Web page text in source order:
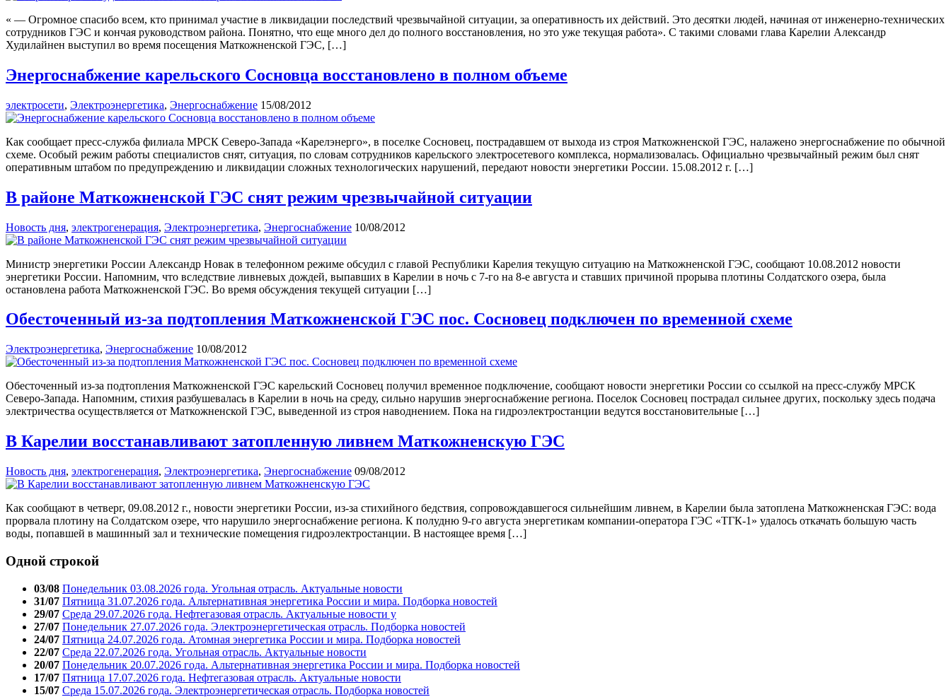
« — Огромное спасибо всем, кто принимал участие в ликвидации последствий чрезвычайной ситуации, за оперативность их действий. Это десятки людей, начиная от инженерно-технических
сотрудников ГЭС и кончая руководством района. Понятно, что еще много дел до полного восстановления, но это уже текущая работа». С такими словами глава Карелии Александр
Худилайнен выступил во время посещения Маткожненской ГЭС, […]
Энергоснабжение карельского Сосновца восстановлено в полном объеме
электросети, Электроэнергетика, Энергоснабжение 15/08/2012
Как сообщает пресс-служба филиала МРСК Северо-Запада «Карелэнерго», в поселке Сосновец, пострадавшем от выхода из строя Маткожненской ГЭС, налажено энергоснабжение по обычной
схеме. Особый режим работы специалистов снят, ситуация, по словам сотрудников карельского электросетевого комплекса, нормализовалась. Официально чрезвычайный режим был снят
оперативным штабом по предупреждению и ликвидации сложных технологических нарушений, передают новости энергетики России. 15.08.2012 г. […]
В районе Маткожненской ГЭС снят режим чрезвычайной ситуации
Новость дня, электрогенерация, Электроэнергетика, Энергоснабжение 10/08/2012
Министр энергетики России Александр Новак в телефонном режиме обсудил с главой Республики Карелия текущую ситуацию на Маткожненской ГЭС, сообщают 10.08.2012 новости
энергетики России. Напомним, что вследствие ливневых дождей, выпавших в Карелии в ночь с 7-го на 8-е августа и ставших причиной прорыва плотины Солдатского озера, была
остановлена работа Маткожненской ГЭС. Во время обсуждения текущей ситуации […]
Обесточенный из-за подтопления Маткожненской ГЭС пос. Сосновец подключен по временной схеме
Электроэнергетика, Энергоснабжение 10/08/2012
Обесточенный из-за подтопления Маткожненской ГЭС карельский Сосновец получил временное подключение, сообщают новости энергетики России со ссылкой на пресс-службу МРСК
Северо-Запада. Напомним, стихия разбушевалась в Карелии в ночь на среду, сильно нарушив энергоснабжение региона. Поселок Сосновец пострадал сильнее других, поскольку здесь подача
электричества осуществляется от Маткожненской ГЭС, выведенной из строя наводнением. Пока на гидроэлектростанции ведутся восстановительные […]
В Карелии восстанавливают затопленную ливнем Маткожненскую ГЭС
Новость дня, электрогенерация, Электроэнергетика, Энергоснабжение 09/08/2012
Как сообщают в четверг, 09.08.2012 г., новости энергетики России, из-за стихийного бедствия, сопровождавшегося сильнейшим ливнем, в Карелии была затоплена Маткожненская ГЭС: вода
прорвала плотину на Солдатском озере, что нарушило энергоснабжение региона. К полудню 9-го августа энергетикам компании-оператора ГЭС «ТГК-1» удалось откачать большую часть
воды, попавшей в машинный зал и технические помещения гидроэлектростанции. В настоящее время […]
Одной строкой
03/08 Понедельник 03.08.2026 года. Угольная отрасль. Актуальные новости
31/07 Пятница 31.07.2026 года. Альтернативная энергетика России и мира. Подборка новостей
29/07 Среда 29.07.2026 года. Нефтегазовая отрасль. Актуальные новости у
27/07 Понедельник 27.07.2026 года. Электроэнергетическая отрасль. Подборка новостей
24/07 Пятница 24.07.2026 года. Атомная энергетика России и мира. Подборка новостей
22/07 Среда 22.07.2026 года. Угольная отрасль. Актуальные новости
20/07 Понедельник 20.07.2026 года. Альтернативная энергетика России и мира. Подборка новостей
17/07 Пятница 17.07.2026 года. Нефтегазовая отрасль. Актуальные новости
15/07 Среда 15.07.2026 года. Электроэнергетическая отрасль. Подборка новостей